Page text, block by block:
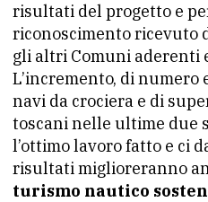
risultati del progetto e
riconoscimento ricevuto
gli altri Comuni aderenti
L’incremento, di
navi da crociera e di
toscani nelle ultime due
l’ottimo lavoro fatto e ci
risultati miglioreranno
turismo nautico